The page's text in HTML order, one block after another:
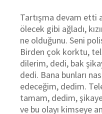
Tartışma devam etti
ölecek gibi ağladı,
ne olduğunu. Seni
Birden çok korktu,
dilerim, dedi, bak
dedi. Bana bunları
edeceğim, dedim.
tamam, dedim,
ve bu olayı kimseye